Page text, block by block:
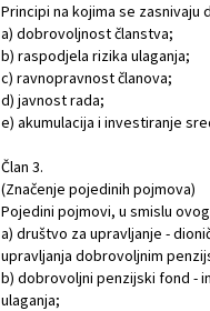
Principi na kojima se
a) dobrovoljnost članstva;
b) raspodjela rizika ulaganja;
c) ravnopravnost članova;
d) javnost rada;
e) akumulacija i investiranje
Član 3.
(Značenje pojedinih pojmova)
Pojedini pojmovi, u smislu
a) društvo za upravljanje -
upravljanja dobrovoljnim
b) dobrovoljni penzijski fond -
ulaganja;